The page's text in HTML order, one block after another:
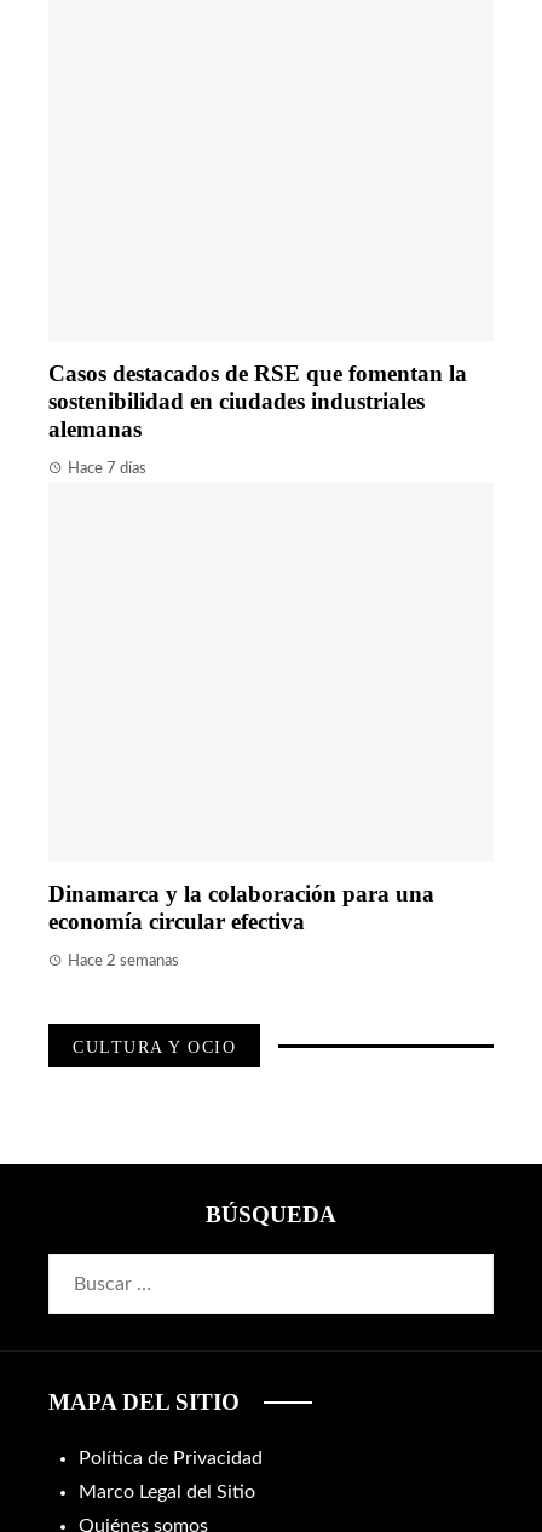
Casos destacados de RSE que fomentan la
sostenibilidad en ciudades industriales
alemanas
Hace 7 días
Dinamarca y la colaboración para una
economía circular efectiva
Hace 2 semanas
CULTURA Y OCIO
BÚSQUEDA
MAPA DEL SITIO
Política de Privacidad
Marco Legal del Sitio
Quiénes somos